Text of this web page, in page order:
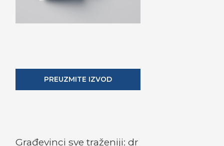
PREUZMITE IZVOD
Građevinci sve traženiji: dr